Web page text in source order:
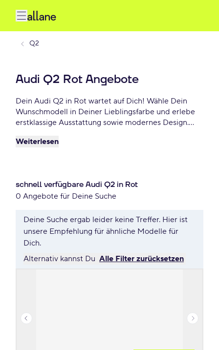
Q2
Audi Q2 Rot Angebote
Dein Audi Q2 in Rot wartet auf Dich! Wähle Dein
Wunschmodell in Deiner Lieblingsfarbe und erlebe
erstklassige Ausstattung sowie modernes Design.
Finanzierungsoptionen und fahre Dein Audi Q2 Rot
Weiterlesen
schnell verfügbare Audi Q2 in Rot
0 Angebote für Deine Suche
Deine Suche ergab leider keine Treffer. Hier ist
unsere Empfehlung für ähnliche Modelle für
Dich.
Alternativ kannst Du Alle Filter zurücksetzen